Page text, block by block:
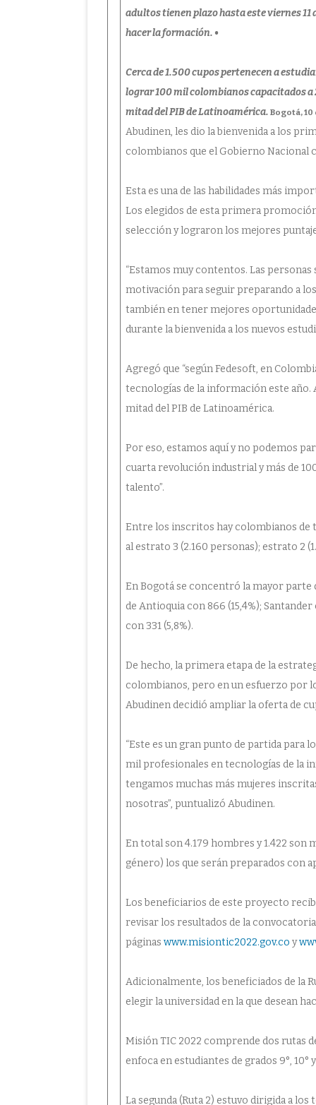
adultos tienen plazo hasta este viernes
hacer la formación. •
Cerca de 1.500 cupos pertenecen a
lograr 100 mil colombianos capacitados a
mitad del PIB de Latinoamérica. Bogotá,
Abudinen, les dio la bienvenida a los
colombianos que el Gobierno Nacional
Esta es una de las habilidades más
Los elegidos de esta primera
selección y lograron los mejores
“Estamos muy contentos. Las
motivación para seguir preparando a
también en tener mejores
durante la bienvenida a los nuevos
Agregó que “según Fedesoft, en
tecnologías de la información este año.
mitad del PIB de Latinoamérica.
Por eso, estamos aquí y no podemos
cuarta revolución industrial y más de
talento”.
Entre los inscritos hay colombianos
al estrato 3 (2.160 personas); estrato 2
En Bogotá se concentró la mayor parte
de Antioquia con 866 (15,4%);
con 331 (5,8%).
De hecho, la primera etapa de la
colombianos, pero en un esfuerzo por
Abudinen decidió ampliar la oferta de
“Este es un gran punto de partida
mil profesionales en tecnologías de la
tengamos muchas más mujeres
nosotras”, puntualizó Abudinen.
En total son 4.179 hombres y 1.422
género) los que serán preparados con
Los beneficiarios de este proyecto
revisar los resultados de la
páginas www.misiontic2022.gov.co y
Adicionalmente, los beneficiados de la
elegir la universidad en la que desean
Misión TIC 2022 comprende dos rutas
enfoca en estudiantes de grados 9°, 10°
La segunda (Ruta 2) estuvo dirigida a